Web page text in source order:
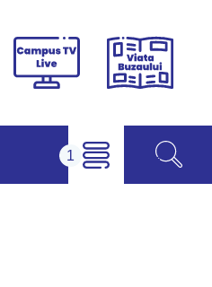
Campus
Viața